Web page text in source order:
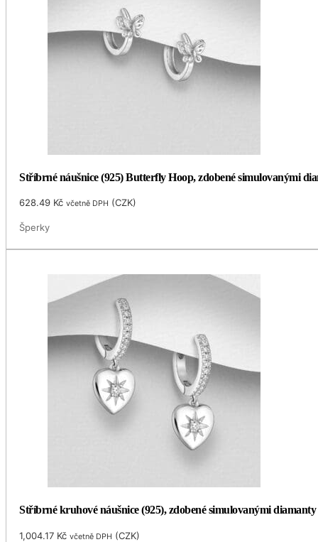
Stříbrné náušnice (925) Butterfly Hoop, zdobené simulovanými
628.49 Kč včetně DPH (CZK)
Šperky
Stříbrné kruhové náušnice (925), zdobené simulovanými diamanty
1,004.17 Kč včetně DPH (CZK)